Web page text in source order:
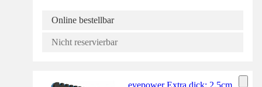
Online bestellbar
Nicht reservierbar
eyepower Extra dick: 2,5cm